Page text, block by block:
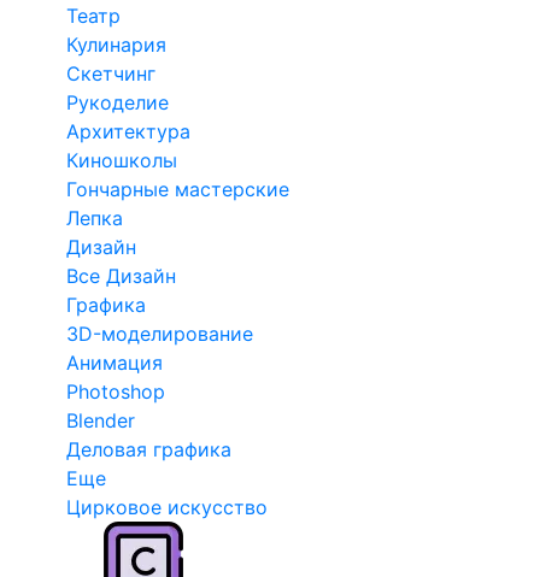
Театр
Кулинария
Скетчинг
Рукоделие
Архитектура
Киношколы
Гончарные мастерские
Лепка
Дизайн
Все Дизайн
Графика
3D-моделирование
Анимация
Photoshop
Blender
Деловая графика
Еще
Цирковое искусство